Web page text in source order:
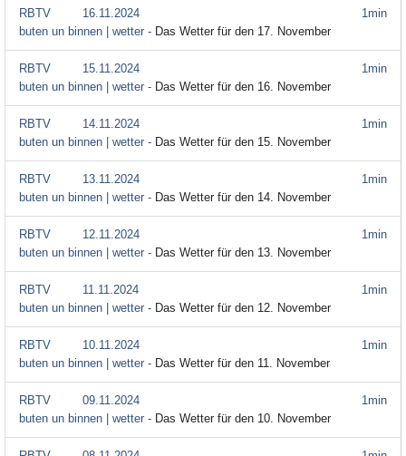
1min
RBTV
16.11.2024
buten un binnen | wetter - Das Wetter für den 17. November
1min
RBTV
15.11.2024
buten un binnen | wetter - Das Wetter für den 16. November
1min
RBTV
14.11.2024
buten un binnen | wetter - Das Wetter für den 15. November
1min
RBTV
13.11.2024
buten un binnen | wetter - Das Wetter für den 14. November
1min
RBTV
12.11.2024
buten un binnen | wetter - Das Wetter für den 13. November
1min
RBTV
11.11.2024
buten un binnen | wetter - Das Wetter für den 12. November
1min
RBTV
10.11.2024
buten un binnen | wetter - Das Wetter für den 11. November
1min
RBTV
09.11.2024
buten un binnen | wetter - Das Wetter für den 10. November